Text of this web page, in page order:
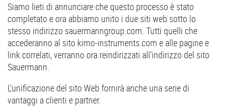
Siamo lieti di annunciare che questo processo è stato
completato e ora abbiamo unito i due siti web sotto lo
stesso indirizzo sauermanngroup.com. Tutti quelli che
accederanno al sito kimo-instruments.com e alle pagine e
link correlati, verranno ora reindirizzati all'indirizzo del sito
Sauermann.
L’unificazione del sito Web fornirà anche una serie di
vantaggi a clienti e partner.